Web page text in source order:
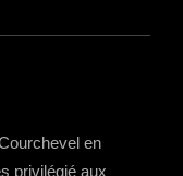
en
privilégié aux